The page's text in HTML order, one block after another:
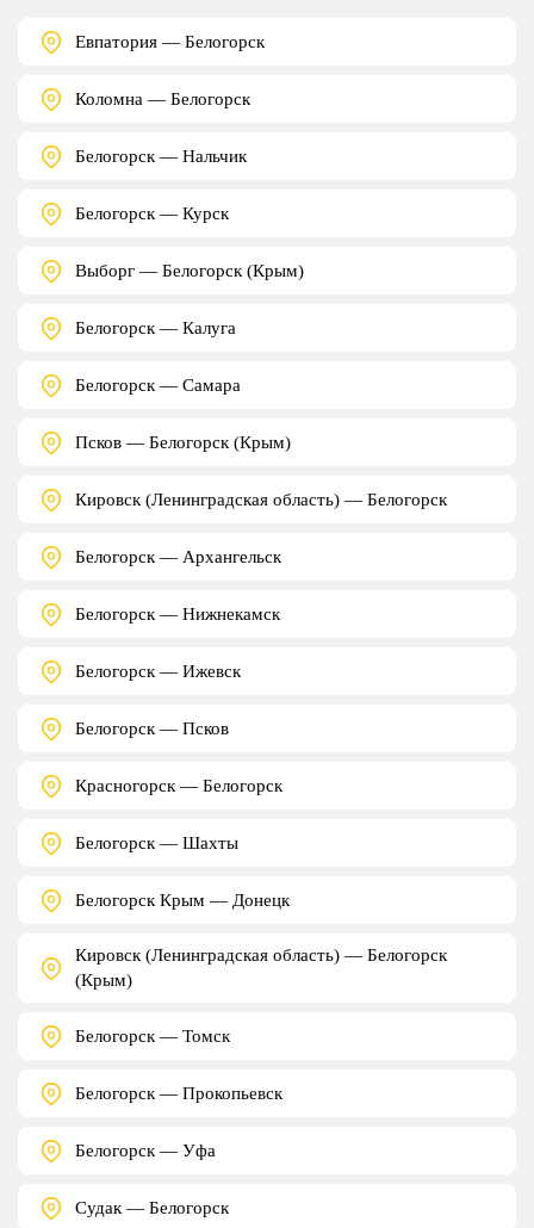
Евпатория — Белогорск
Коломна — Белогорск
Белогорск — Нальчик
Белогорск — Курск
Выборг — Белогорск (Крым)
Белогорск — Калуга
Белогорск — Самара
Псков — Белогорск (Крым)
Кировск (Ленинградская область) — Белогорск
Белогорск — Архангельск
Белогорск — Нижнекамск
Белогорск — Ижевск
Белогорск — Псков
Красногорск — Белогорск
Белогорск — Шахты
Белогорск Крым — Донецк
Кировск (Ленинградская область) — Белогорск
(Крым)
Белогорск — Томск
Белогорск — Прокопьевск
Белогорск — Уфа
Судак — Белогорск